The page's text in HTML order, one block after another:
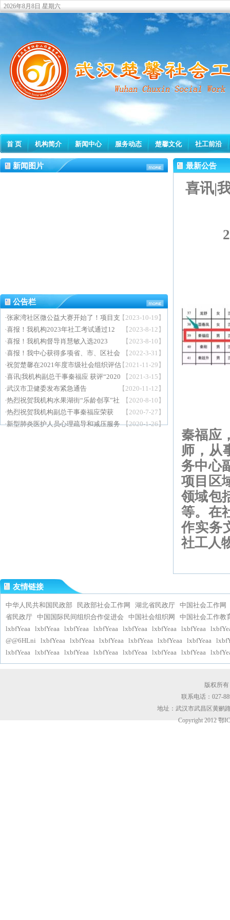
2026年8月8日 星期六
首 页 机构简介 新闻中心 服务动态 楚馨文化 社工前沿
新闻图片
公告栏
·张家湾社区微公益大赛开始了！项目支
持不低于一万元！
【2023-10-19】
·喜报！我机构2023年社工考试通过12
人
【2023-8-12】
·喜报！我机构督导肖慧敏入选2023
年“武汉最美社工”宣传展示对象的公示
名单
【2023-8-10】
·喜报！我中心获得多项省、市、区社会
工作行业荣誉！
【2022-3-31】
·祝贺楚馨在2021年度市级社会组织评估
工作荣获4A
【2021-11-29】
·喜讯|我机构副总干事秦福应 获评“2020
年度中国百名社工人物”
【2021-3-15】
·武汉市卫健委发布紧急通告
【2020-11-12】
·热烈祝贺我机构水果湖街“乐龄创享”社
区社会工作服务项目勇夺桂冠
【2020-8-10】
·热烈祝贺我机构副总干事秦福应荣获
2019年度武汉市“十大社工人物
【2020-7-27】
·新型肺炎医护人员心理疏导和减压服务 【2020-1-26】
最新公告
喜讯|
秦福应
师，从
务中心
项目区
领域包
等。在
作实务
社工人
友情链接
中华人民共和国民政部 民政部社会工作网 湖北省民政厅 中国社会工作网
省民政厅 中国国际民间组织合作促进会 中国社会组织网
中国社会工作教
lxbfYeaa lxbfYeaa lxbfYeaa lxbfYeaa lxbfYeaa lxbfYeaa lxbfYeaa
@@6HLni
lxbfYeaa lxbfYeaa lxbfYeaa lxbfYeaa lxbfYeaa lxbfYeaa
lxbfYeaa lxbfYeaa lxbfYeaa lxbfYeaa lxbfYeaa lxbfYeaa lxbfYeaa
版权所
联系电话：027-
地址：武汉市武昌区黄鹂
Copyright 2012 鄂